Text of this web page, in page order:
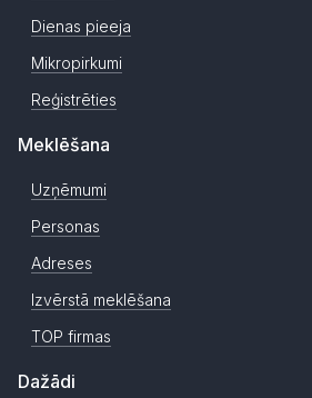
Dienas pieeja
Mikropirkumi
Reģistrēties
Meklēšana
Uzņēmumi
Personas
Adreses
Izvērstā meklēšana
TOP firmas
Dažādi